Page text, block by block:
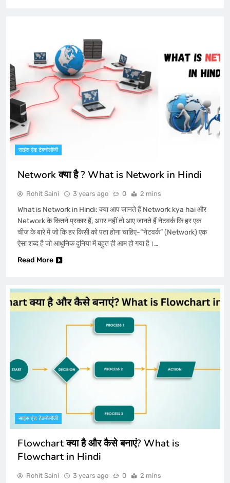
साइंस एंड टेक्नोलॉजी
Network क्या है ? What is Network in Hindi
Rohit Saini 3 years ago 0 2 mins
What is Network in Hindi: क्या आप जानते हैं Network kya hai और
Network के कितने प्रकार हैं, अगर नहीं तो आए जानते हैं नेटवर्क कि हर एक
चीज के बारे में जो कि हर किसी को पता होना चाहिए-“नेटवर्क” (Network) एक
ऐसा शब्द है जो आधुनिक दुनिया में बहुत ही आम हो गया है।…
Read More
साइंस एंड टेक्नोलॉजी
Flowchart क्या है और कैसे बनाएं? What is
Flowchart in Hindi
Rohit Saini 3 years ago 0 2 mins